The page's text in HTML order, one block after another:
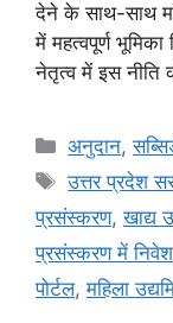
देने के साथ-साथ
में महत्वपूर्ण
नेतृत्व में इस नीति
अनुदान,
उत्तर प्रदेश
प्रसंस्करण,खाद्य
प्रसंस्करण में निवेश
पोर्टल,महिला